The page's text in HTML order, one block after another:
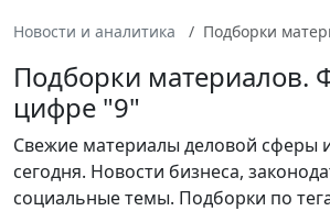
Новости и аналитика Подборки
Подборки материалов.
цифре "9"
Cвежие материалы деловой сферы
сегодня. Новости бизнеса,
социальные темы. Подборки по